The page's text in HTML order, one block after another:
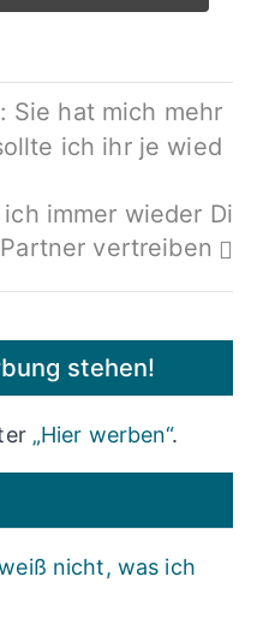
Sie hat mich mehr
ich ihr je wied
immer wieder Di
vertreiben
stehen!
„Hier werben“.
nicht, was ich